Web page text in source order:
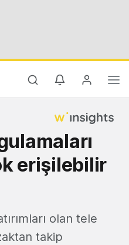
erişilebilir
olan tele
takip